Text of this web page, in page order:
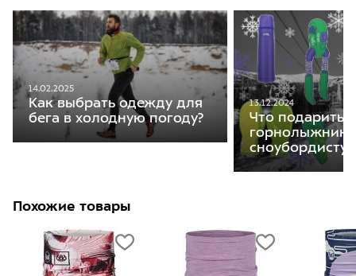
14.02.2025
Как выбрать одежду для
бега в холодную погоду?
13.12.2024
Что подарить
сноубордисту
Похожие товары